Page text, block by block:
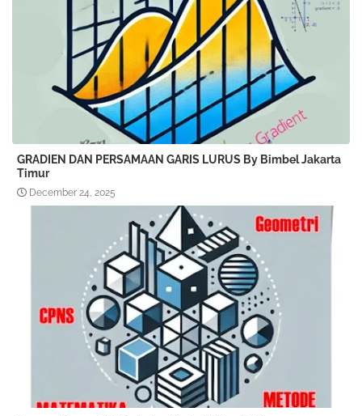
GRADIEN DAN PERSAMAAN GARIS LURUS By Bimbel Jakarta
Timur
December 24, 2025